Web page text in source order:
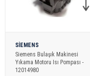
SİEMENS
Siemens Bulaşık Makinesi
Yıkama Motoru Isı Pompası -
12014980